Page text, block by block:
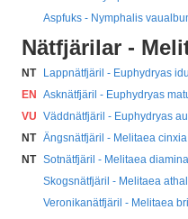
Aspfuks - Nymphalis
Nätfjärilar -
NT
Lappnätfjäril - Euphydryas
EN Asknätfjäril - Euphydryas
VU Väddnätfjäril - Euphydryas
NT
Ängsnätfjäril - Melitaea cinxia
NT
Sotnätfjäril - Melitaea diamina
Skogsnätfjäril - Melitaea
Veronikanätfjäril - Melitaea